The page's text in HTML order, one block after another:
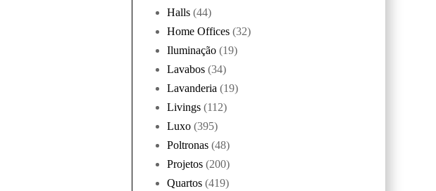
Halls (44)
Home Offices (32)
Iluminação (19)
Lavabos (34)
Lavanderia (19)
Livings (112)
Luxo (395)
Poltronas (48)
Projetos (200)
Quartos (419)